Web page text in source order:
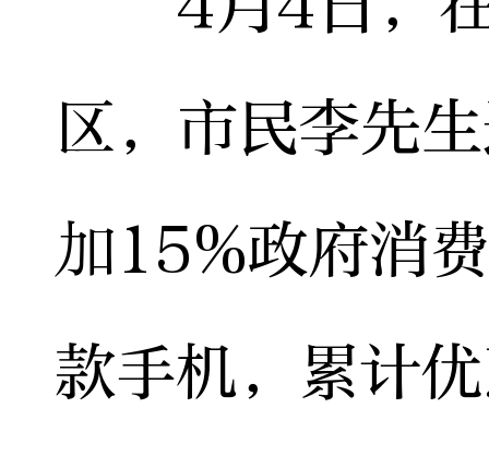
区，市民李先
加15%政府消
款手机，累计